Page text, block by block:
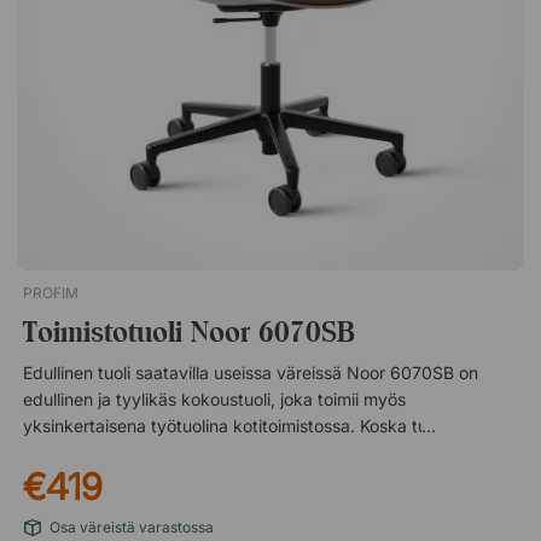
neuvottelupöydän ääreen. Kääntyvä jalusta ja
mukavuutta. Pehmustettu istuin ja selkänoja eko -keinonahalla.
Saatavana myös muita verhoiluja, kysy asiakaspalvelustamme!
PROFIM
Toimistotuoli Noor 6070SB
Edullinen tuoli saatavilla useissa väreissä Noor 6070SB on
edullinen ja tyylikäs kokoustuoli, joka toimii myös
yksinkertaisena työtuolina kotitoimistossa. Koska tuolin istuinta
ja henkilökohtaiseen makuusi sopivan tuolin. Käytännöllinen
pyörivä jalka ja istuin verhoilulla Kokoustuolissa on
käytännöllinen kääntyvä jalkaristikko ja mukava istuin, jossa
€419
Osa väreistä varastossa